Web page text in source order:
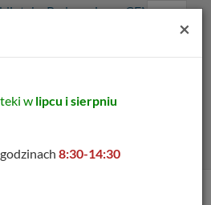
Pedagogiczna CEN
Menu
×
w lipcu i sierpniu
8:30-14:30